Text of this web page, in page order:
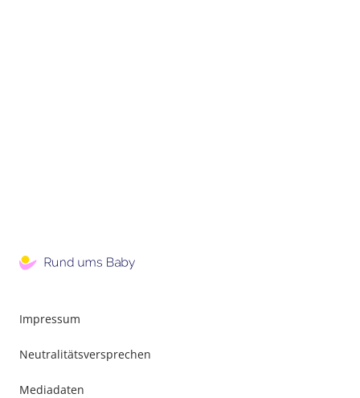
Impressum
Neutralitätsversprechen
Mediadaten